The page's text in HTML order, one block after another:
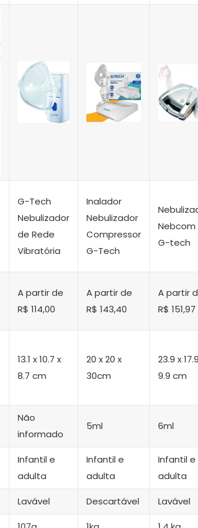
G-Tech
Nebulizador
de Rede
Vibratória
Inalador
Nebulizador
Compressor
G-Tech
Nebcom
G-tech
A partir de
R$ 114,00
A partir de
R$ 143,40
A partir
R$ 151,97
13.1 x 10.7 x
8.7 cm
20 x 20 x
30cm
23.9 x
9.9 cm
Não
informado
5ml 6ml
Infantil e
adulta
Infantil e
adulta
Infantil e
adulta
Lavável Descartável Lavável